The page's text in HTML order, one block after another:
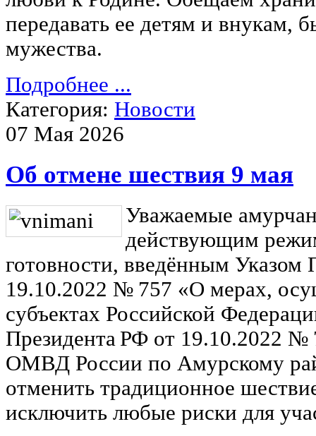
передавать ее детям и внукам,
мужества.
Подробнее ...
Категория: Новости
07 Мая 2026
Об отмене шествия 9 мая
Уважаемые
действующим
готовности, введённым Указом
19.10.2022 № 757 «О мерах,
субъектах Российской
Президента РФ от 19.10.2022 №
ОМВД России по Амурскому
отменить традиционное
исключить любые риски для